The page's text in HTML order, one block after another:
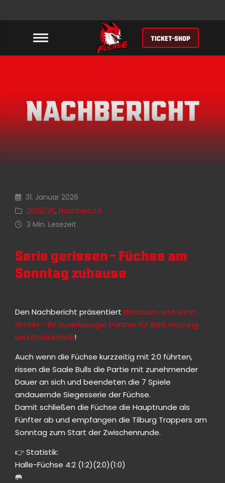
TICKET-SHOP
31. Januar 2026
2025/26, Nachbericht
3 Min. Lesezeit
Serie gerissen – Füchse am
Sonntag zuhause
Den Nachbericht präsentiert Birnbaum und Sohn
GmbH – ihr zuverlässiger Partner für Bad, Heizung
und Pooltechnik!
Auch wenn die Füchse kurzzeitig mit 2:0 führten,
rissen die Saale Bulls die Partie mit zunehmender
Dauer an sich und beendeten die 7 Spiele
andauernde Siegesserie der Füchse.
Damit schließen die Füchse die Hauptrunde als
Fünfter ab und empfangen die Tilburg Trappers am
Sonntag zum Start der Zwischenrunde.
👉 Statistik:
Halle-Füchse 4:2 (1:2)(2:0)(1:0)
🥅